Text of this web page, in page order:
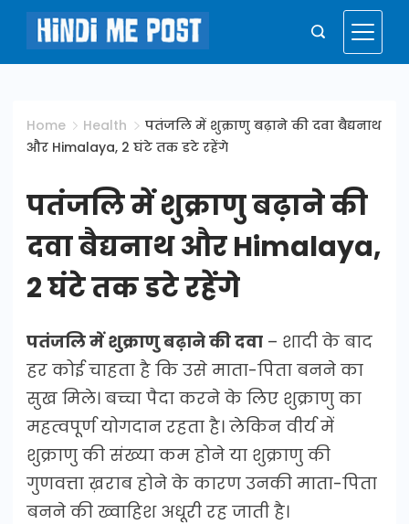
Skip
content
Hindi
Me
Post
Home Health
पतंजलि में शुक्राणु बढ़ाने की दवा बैद्यनाथ
और Himalaya, 2 घंटे तक डटे रहेंगे
पतंजलि में शुक्राणु बढ़ाने की
दवा बैद्यनाथ और Himalaya,
2 घंटे तक डटे रहेंगे
पतंजलि में शुक्राणु बढ़ाने की दवा – शादी के बाद
हर कोई चाहता है कि उसे माता-पिता बनने का
सुख मिले। बच्चा पैदा करने के लिए शुक्राणु का
महत्वपूर्ण योगदान रहता है। लेकिन वीर्य में
शुक्राणु की संख्या कम होने या शुक्राणु की
गुणवत्ता ख़राब होने के कारण उनकी माता-पिता
बनने की ख्वाहिश अधूरी रह जाती है।